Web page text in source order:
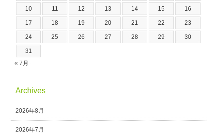
10 11 12 13 14 15 16
17 18 19 20 21 22 23
24 25 26 27 28 29 30
31
« 7月
Archives
2026年8月
2026年7月